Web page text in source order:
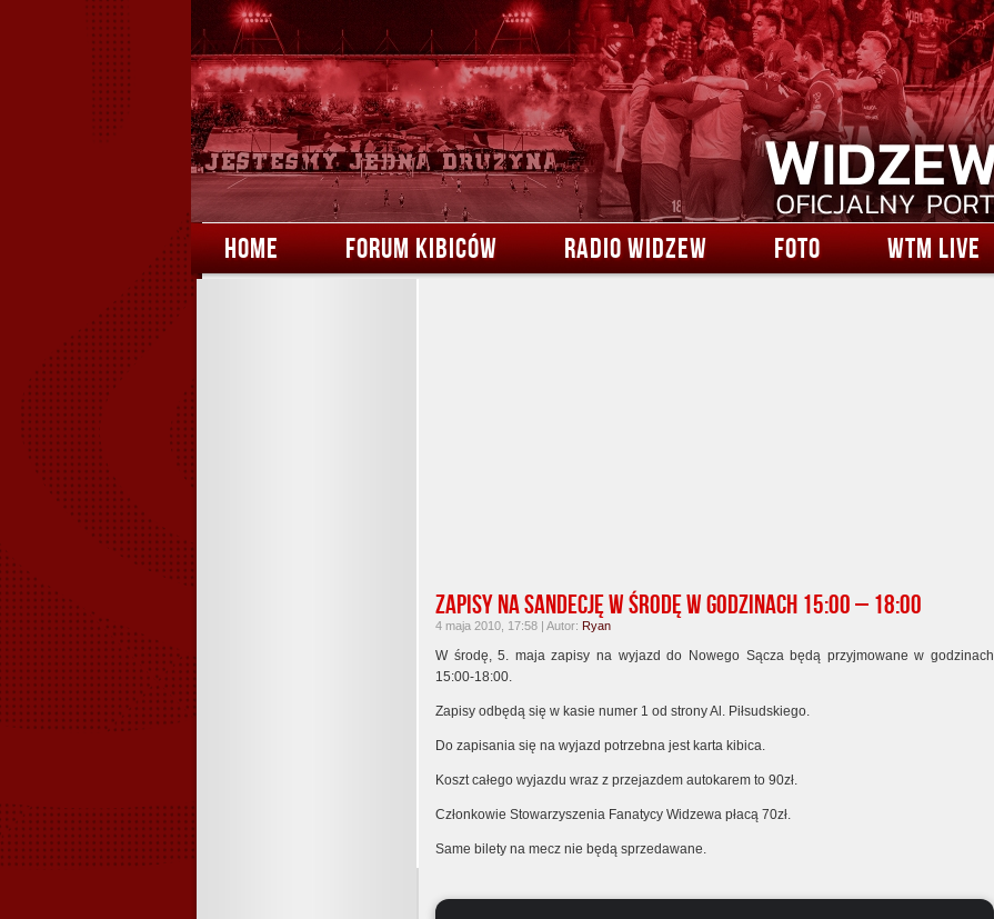
HOME FORUM KIBICÓW RADIO WIDZEW FOTO WTM LIVE
Zapisy na Sandecję w środę w godzinach 15:00 – 18:00
4 maja 2010, 17:58 | Autor: Ryan
W środę, 5. maja zapisy na wyjazd do Nowego Sącza będą przyjmowane w godzinach
15:00-18:00.
Zapisy odbędą się w kasie numer 1 od strony Al. Piłsudskiego.
Do zapisania się na wyjazd potrzebna jest karta kibica.
Koszt całego wyjazdu wraz z przejazdem autokarem to 90zł.
Członkowie Stowarzyszenia Fanatycy Widzewa płacą 70zł.
Same bilety na mecz nie będą sprzedawane.